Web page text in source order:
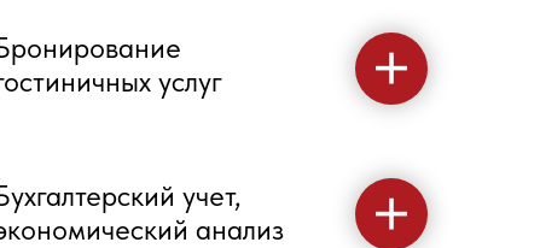
услуг
учет,
анализ